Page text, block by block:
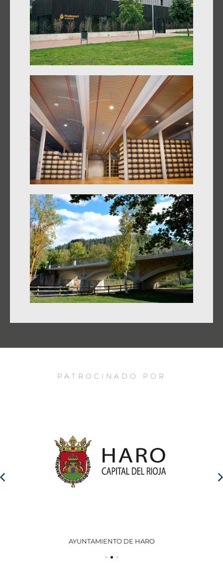
PATROCINADO POR
AYUNTAMIENTO DE HARO